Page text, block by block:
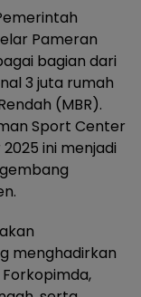
Pameran
bagian dari
3 juta rumah
(MBR).
Sport Center
ini menjadi
menghadirkan